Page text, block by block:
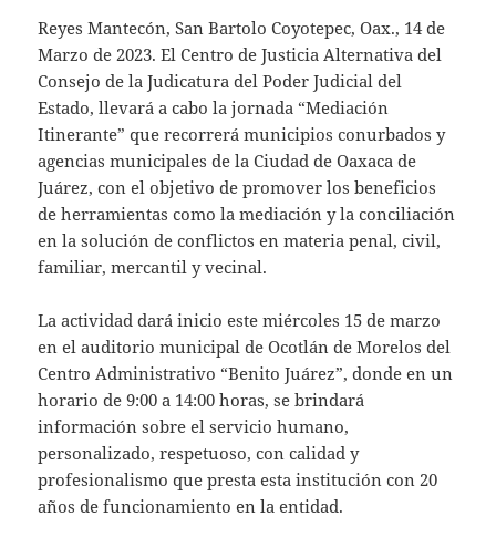
Reyes Mantecón, San Bartolo Coyotepec, Oax., 14 de
Marzo de 2023. El Centro de Justicia Alternativa del
Consejo de la Judicatura del Poder Judicial del
Estado, llevará a cabo la jornada “Mediación
Itinerante” que recorrerá municipios conurbados y
agencias municipales de la Ciudad de Oaxaca de
Juárez, con el objetivo de promover los beneficios
de herramientas como la mediación y la conciliación
en la solución de conflictos en materia penal, civil,
familiar, mercantil y vecinal.
La actividad dará inicio este miércoles 15 de marzo
en el auditorio municipal de Ocotlán de Morelos del
Centro Administrativo “Benito Juárez”, donde en un
horario de 9:00 a 14:00 horas, se brindará
información sobre el servicio humano,
personalizado, respetuoso, con calidad y
profesionalismo que presta esta institución con 20
años de funcionamiento en la entidad.